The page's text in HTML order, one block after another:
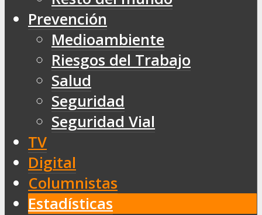
Prevención
Medioambiente
Riesgos del Trabajo
Salud
Seguridad
Seguridad Vial
TV
Digital
Columnistas
Estadísticas